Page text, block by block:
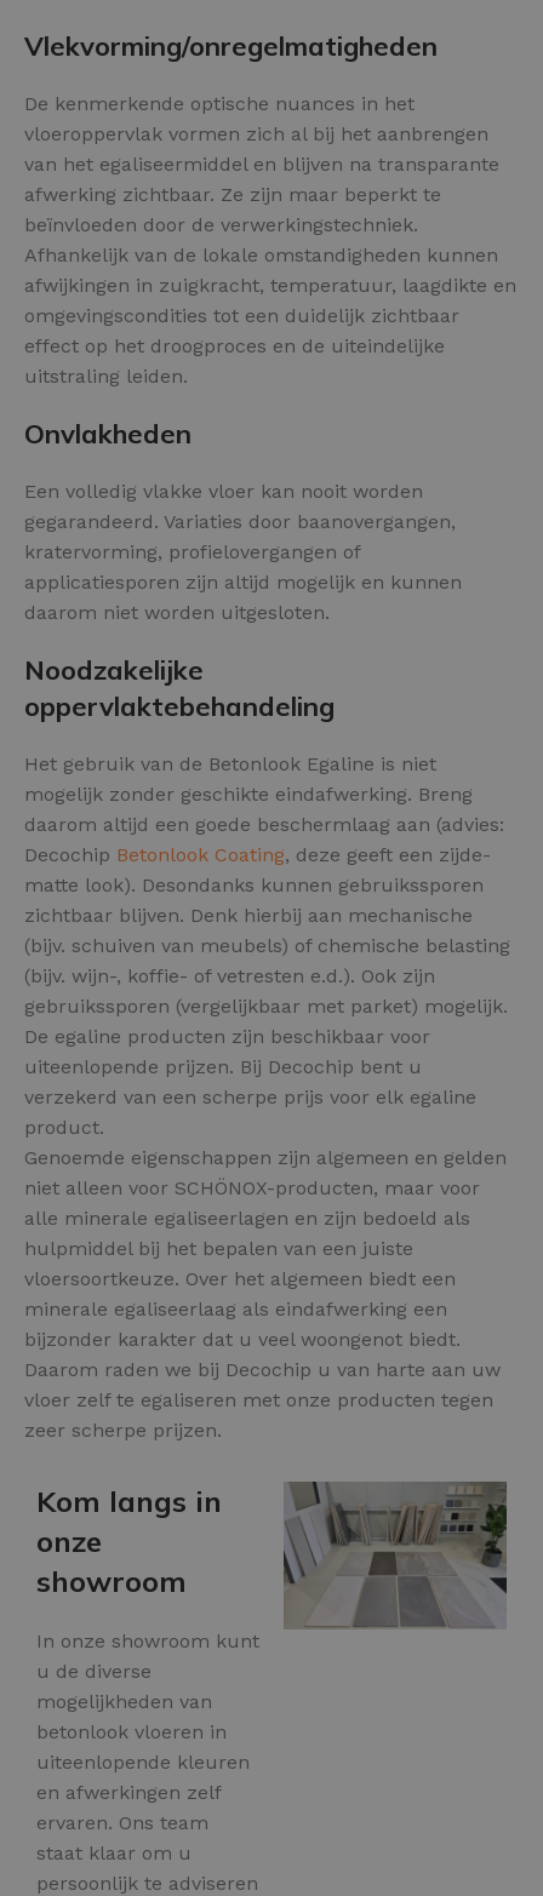
Vlekvorming/onregelmatigheden
De kenmerkende optische nuances in het
vloeroppervlak vormen zich al bij het aanbrengen
van het egaliseermiddel en blijven na transparante
afwerking zichtbaar. Ze zijn maar beperkt te
beïnvloeden door de verwerkingstechniek.
Afhankelijk van de lokale omstandigheden kunnen
afwijkingen in zuigkracht, temperatuur, laagdikte en
omgevingscondities tot een duidelijk zichtbaar
effect op het droogproces en de uiteindelijke
uitstraling leiden.
Onvlakheden
Een volledig vlakke vloer kan nooit worden
gegarandeerd. Variaties door baanovergangen,
kratervorming, profielovergangen of
applicatiesporen zijn altijd mogelijk en kunnen
daarom niet worden uitgesloten.
Noodzakelijke
oppervlaktebehandeling
Het gebruik van de Betonlook Egaline is niet
mogelijk zonder geschikte eindafwerking. Breng
daarom altijd een goede beschermlaag aan (advies:
Decochip Betonlook Coating, deze geeft een zijde-
matte look). Desondanks kunnen gebruikssporen
zichtbaar blijven. Denk hierbij aan mechanische
(bijv. schuiven van meubels) of chemische belasting
(bijv. wijn-, koffie- of vetresten e.d.). Ook zijn
gebruikssporen (vergelijkbaar met parket) mogelijk.
De egaline producten zijn beschikbaar voor
uiteenlopende prijzen. Bij Decochip bent u
verzekerd van een scherpe prijs voor elk egaline
product.
Genoemde eigenschappen zijn algemeen en gelden
niet alleen voor SCHÖNOX-producten, maar voor
alle minerale egaliseerlagen en zijn bedoeld als
hulpmiddel bij het bepalen van een juiste
vloersoortkeuze. Over het algemeen biedt een
minerale egaliseerlaag als eindafwerking een
bijzonder karakter dat u veel woongenot biedt.
Daarom raden we bij Decochip u van harte aan uw
vloer zelf te egaliseren met onze producten tegen
zeer scherpe prijzen.
Kom langs in
onze
showroom
In onze showroom kunt
u de diverse
mogelijkheden van
betonlook vloeren in
uiteenlopende kleuren
en afwerkingen zelf
ervaren. Ons team
staat klaar om u
persoonlijk te adviseren